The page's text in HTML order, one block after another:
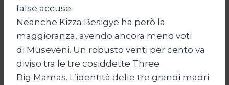
false accuse.
Neanche Kizza Besigye ha però la
maggioranza, avendo ancora meno voti
di Museveni. Un robusto venti per cento va
diviso tra le tre cosiddette Three
Big Mamas. L’identità delle tre grandi madri